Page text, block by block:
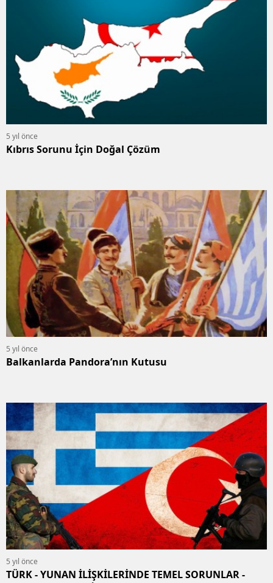
5 yıl önce
Kıbrıs Sorunu İçin Doğal Çözüm
5 yıl önce
Balkanlarda Pandora’nın Kutusu
5 yıl önce
TÜRK - YUNAN İLİŞKİLERİNDE TEMEL SORUNLAR -